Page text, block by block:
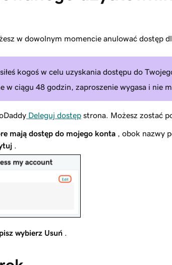
w dowolnym momencie anulować dostęp
kogoś w celu uzyskania dostępu do
w ciągu 48 godzin, zaproszenie wygasa i nie
Deleguj dostęp strona. Możesz zostać
mają dostęp do mojego konta , obok nazwy
wybierz Usuń .